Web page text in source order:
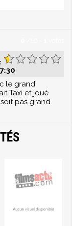
le grand
Taxi et joué
pas grand